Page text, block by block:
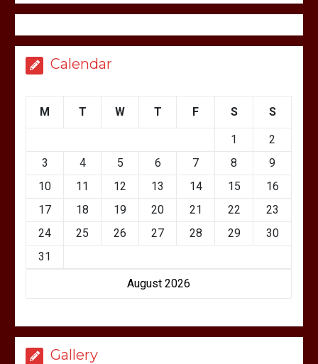
Calendar
August 2026
M T W T F S S
1
2
3
4 5 6 7 8
9
10
11 12 13 14 15
16
17
18 19 20 21 22
23
24
25 26 27 28 29
30
31
Gallery